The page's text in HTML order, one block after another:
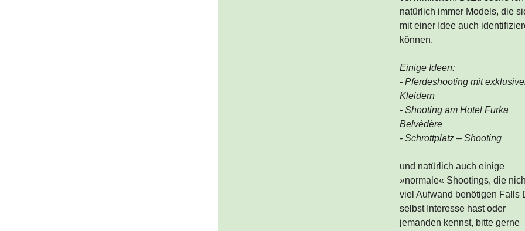
natürlich immer Models, die
mit einer Idee auch
können.
Einige Ideen:
- Pferdeshooting mit
Kleidern
- Shooting am Hotel Furka
Belvédère
- Schrottplatz – Shooting
und natürlich auch einige
»normale« Shootings, die
viel Aufwand benötigen Falls
selbst Interesse hast oder
jemanden kennst, bitte gerne